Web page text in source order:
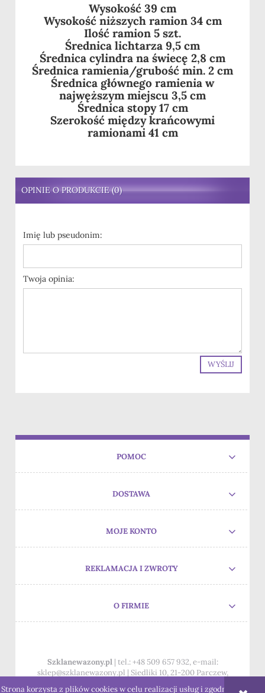
Strona korzysta z plików cookies w celu realizacji usług i zgodnie
Wysokość 39 cm
Wysokość niższych ramion 34 cm
Ilość ramion 5 szt.
Średnica lichtarza 9,5 cm
Średnica cylindra na świecę 2,8 cm
Średnica ramienia/grubość min. 2 cm
Średnica głównego ramienia w
najwęższym miejscu 3,5 cm
Średnica stopy 17 cm
Szerokość między krańcowymi
ramionami 41 cm
OPINIE O PRODUKCIE (0)
Imię lub pseudonim:
Twoja opinia:
WYŚLIJ
POMOC
DOSTAWA
MOJE KONTO
REKLAMACJA I ZWROTY
O FIRMIE
Szklanewazony.pl | tel.: +48 509 657 932 , e-mail:
sklep@szklanewazony.pl | Siedliki 10, 21-200 Parczew,